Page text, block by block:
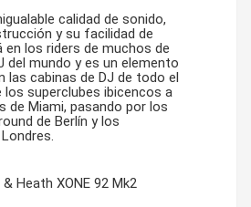
calidad de sonido,
y su facilidad de
en los riders de muchos de
del mundo y es un elemento
las cabinas de DJ de todo el
los superclubes ibicencos a
de Miami, pasando por los
de Berlín y los
Heath XONE 92 Mk2